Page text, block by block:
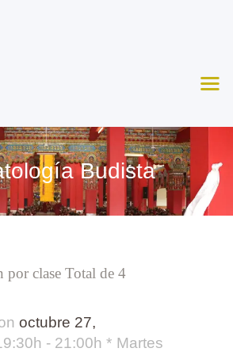
Budista
por clase Total de 4
octubre 27,
- 21:00h
Martes